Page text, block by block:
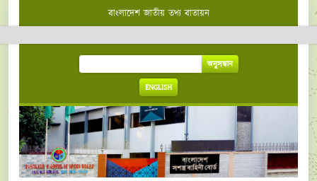
বাংলাদেশ জাতীয় তথ্য বাতায়ন
অনুসন্ধান
ENGLISH